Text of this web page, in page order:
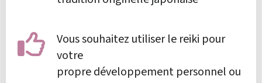
Vous souhaitez utiliser le reiki pour
votre
propre développement personnel ou